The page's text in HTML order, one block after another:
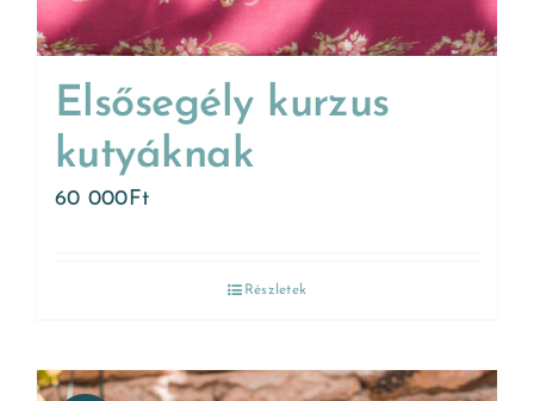
Elsősegély kurzus
kutyáknak
60 000Ft
Részletek